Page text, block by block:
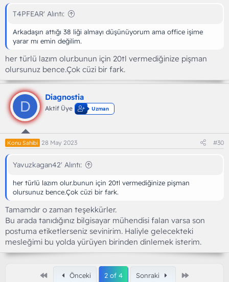
T4PFEAR' Alıntı:
Arkadaşın attığı 38 liği almayı düşünüyorum ama office işime
yarar mı emin değilim.
her türlü lazım olur.bunun için 20tl vermediğinize pişman
olursunuz bence.Çok cüzi bir fark.
D
Diagnostia
Aktif Üye Uzman
Konu Sahibi 28 May 2023 #30
Yavuzkagan42' Alıntı:
her türlü lazım olur.bunun için 20tl vermediğinize pişman
olursunuz bence.Çok cüzi bir fark.
Tamamdır o zaman teşekkürler.
Bu arada tanıdığınız bilgisayar mühendisi falan varsa son
postuma etiketlerseniz sevinirim. Haliyle gelecekteki
mesleğimi bu yolda yürüyen birinden dinlemek isterim.
Önceki 2 of 4 Sonraki